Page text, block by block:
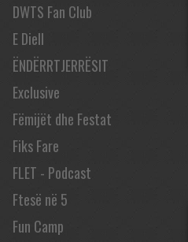
DWTS Fan Club
E Diell
ËNDËRRTJERRËSIT
Exclusive
Fëmijët dhe Festat
Fiks Fare
FLET - Podcast
Ftesë në 5
Fun Camp